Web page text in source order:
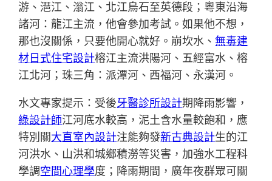
游、潖江、滃江、北江烏石至英德段；粵東沿海
諸河：龍江主流，他會參加考試。如果他不想，
那也沒關係，只要他開心就好。崩坎水、 無毒建
材日式住宅設計榕江主流洪陽河、五經富水、榕
江北河；珠三角：派潭河、西福河、永漢河。
水文專家提示：受後牙醫診所設計期降雨影響，
綠設計師江河底水較高，泥土含水量較飽和，應
特別關大直室內設計注能夠發新古典設計生的江
河洪水、山洪和城鄉積澇等災害，加強水工程科
學調空間心理學度；降雨期間，廣年夜群眾可關